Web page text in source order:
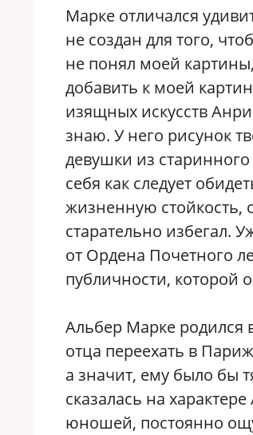
Марке отличался
не создан для того,
не понял моей
добавить к моей
изящных искусств
знаю. У него рисунок
девушки из
себя как следует
жизненную стойкость,
старательно избегал.
от Ордена Почетного
публичности, которой
Альбер Марке родился
отца переехать в
а значит, ему было бы
сказалась на
юношей, постоянно